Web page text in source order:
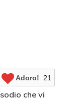
Adoro! 21
che vi